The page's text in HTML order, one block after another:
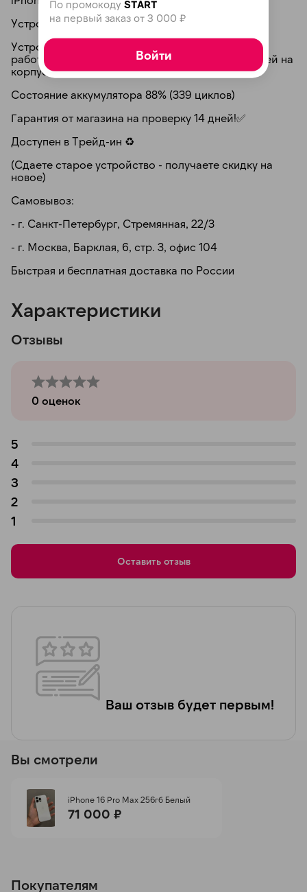
Устройство, коробка
Устройство в идеальном состоянии. Полностью
работоспособно. Не имеет царапин и потертостей на
корпусе и дисплее.
Состояние аккумулятора 88% (339 циклов)
Гарантия от магазина на проверку 14 дней!✅
Доступен в Трейд-ин ♻️
(Сдаете старое устройство - получаете скидку на
новое)
Самовывоз:
- г. Санкт-Петербург, Стремянная, 22/3
- г. Москва, Барклая, 6, стр. 3, офис 104
Быстрая и бесплатная доставка по России
Характеристики
Отзывы
Ваш отзыв будет первым!
0 оценок
5
4
3
2
1
Оставить отзыв
Вы смотрели
iPhone 16 Pro Max 256гб Белый
71 000 ₽
раз в 2 недели
Покупателям
По промокоду START
на первый заказ от 3 000 ₽
Войти